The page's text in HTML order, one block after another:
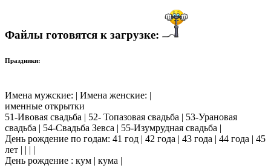
Файлы готовятся к загрузке:
Праздники:
Имена мужские: | Имена женские: |
именные открытки
51-Ивовая свадьба | 52- Топазовая свадьба | 53-Урановая
свадьба | 54-Свадьба Зевса | 55-Изумрудная свадьба |
День рождение по годам: 41 год | 42 года | 43 года | 44 года | 45
лет | | | |
День рождение : кум | кума |